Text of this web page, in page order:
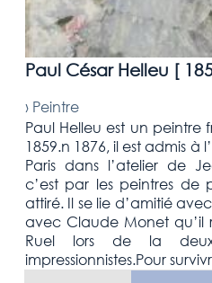
Paul César Helleu [
› Peintre
Paul Helleu est un peintre
1859.n 1876, il est admis à
Paris dans l’atelier de
c’est par les peintres de
attiré. Il se lie d’amitié
avec Claude Monet qu’il
Ruel lors de la
impressionnistes.Pour